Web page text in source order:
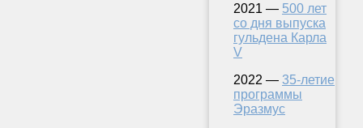
2021 — 500 лет
со дня выпуска
гульдена Карла
V
2022 — 35-летие
программы
Эразмус